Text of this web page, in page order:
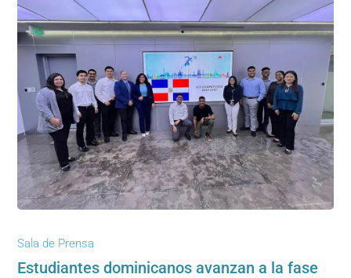
Sala de Prensa
Estudiantes dominicanos avanzan a la fase